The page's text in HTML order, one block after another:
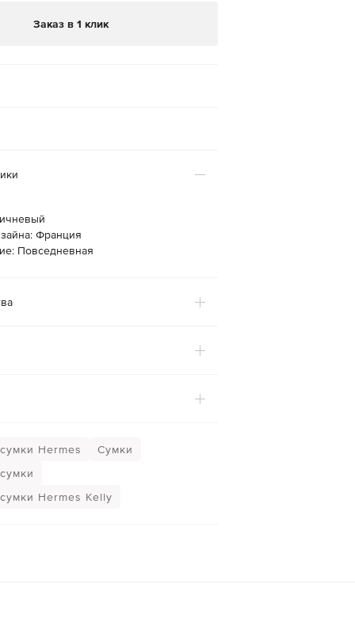
Заказ в 1 клик
Франция
Повседневная
Hermes
Сумки
Hermes Kelly